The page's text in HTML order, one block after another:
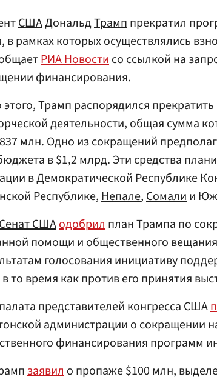
СШАДональдТрамппрекратил
рамках которых осуществлялись
РИА Новостисо ссылкой на
финансирования.
Трамп распорядился
деятельности, общая сумма
млн. Одно из сокращений
в $1,2 млрд. Эти средства
в Демократической Республике
Республике,Непале,Сомалии
СШАодобрилплан Трампа по
помощи и общественного
голосования инициативу
то время как против его принятия
представителей конгресса США
администрации о сокращении
финансирования программ
заявило пропаже $100 млн,